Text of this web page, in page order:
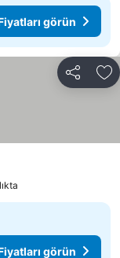
görün
Paylaş
görün